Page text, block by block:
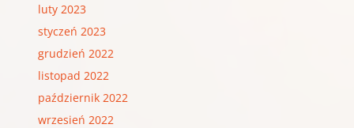
luty 2023
styczeń 2023
grudzień 2022
listopad 2022
październik 2022
wrzesień 2022